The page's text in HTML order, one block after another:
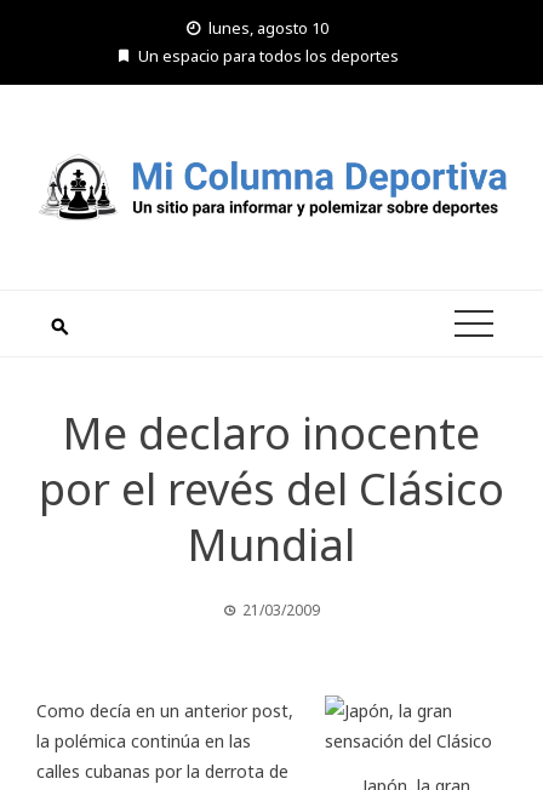
lunes, agosto 10
Un espacio para todos los deportes
Me declaro inocente
por el revés del Clásico
Mundial
21/03/2009
Japón, la gran
Como decía en un anteriorpost,
la polémica continúa en las
calles cubanas por la derrota de